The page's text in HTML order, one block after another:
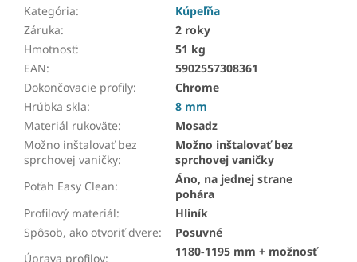
Kategória:
Kúpeľňa
Záruka:
2 roky
Hmotnosť:
51 kg
EAN:
5902557308361
Dokončovacie profily:
Chrome
Hrúbka skla:
8 mm
Materiál rukoväte:
Mosadz
Možno inštalovať bez
sprchovej vaničky:
Možno inštalovať bez
sprchovej vaničky
Poťah Easy Clean:
Áno, na jednej strane
pohára
Profilový materiál:
Hliník
Spôsob, ako otvoriť dvere:
Posuvné
Úprava profilov:
1180-1195 mm + možnosť